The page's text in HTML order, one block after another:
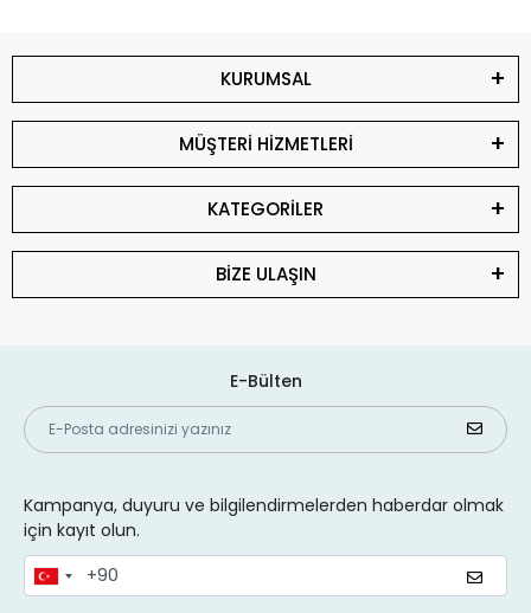
KURUMSAL
MÜŞTERİ HİZMETLERİ
KATEGORİLER
BİZE ULAŞIN
E-Bülten
Kampanya, duyuru ve bilgilendirmelerden haberdar olmak
için kayıt olun.